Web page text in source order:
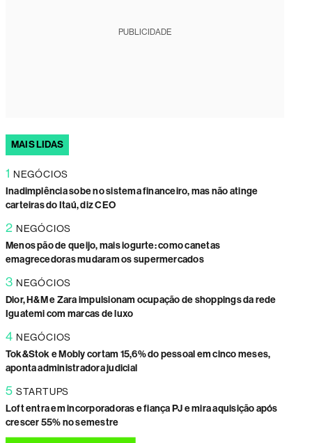
PUBLICIDADE
MAIS LIDAS
1 NEGÓCIOS
Inadimplência sobe no sistema financeiro, mas não atinge
carteiras do Itaú, diz CEO
2 NEGÓCIOS
Menos pão de queijo, mais iogurte: como canetas
emagrecedoras mudaram os supermercados
3 NEGÓCIOS
Dior, H&M e Zara impulsionam ocupação de shoppings da rede
Iguatemi com marcas de luxo
4 NEGÓCIOS
Tok&Stok e Mobly cortam 15,6% do pessoal em cinco meses,
aponta administradora judicial
5 STARTUPS
Loft entra em incorporadoras e fiança PJ e mira aquisição após
crescer 55% no semestre